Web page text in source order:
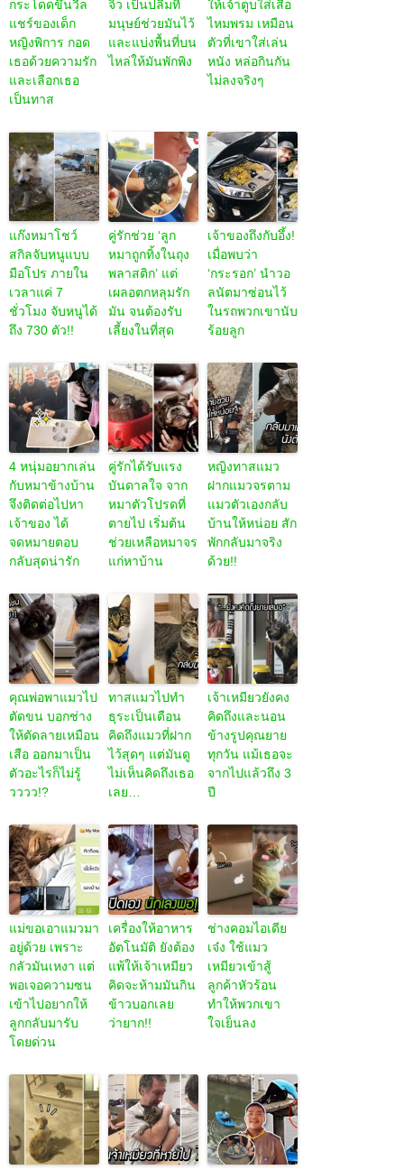
กระโดดขึ้นวีล
แชร์ของเด็ก
หญิงพิการ กอด
เธอด้วยความรัก
และเลือกเธอ
เป็นทาส
จิ๋ว เป็นปลื้มที่
มนุษย์ช่วยมันไว้
และแบ่งพื้นที่บน
ไหล่ให้มันพักพิง
ให้เจ้าตูบใส่เสื้อ
ไหมพรม เหมือน
ตัวที่เขาใส่เล่น
หนัง หล่อกินกัน
ไม่ลงจริงๆ
แก๊งหมาโชว์
สกิลจับหนูแบบ
มือโปร ภายใน
เวลาแค่ 7
ชั่วโมง จับหนูได้
ถึง 730 ตัว!!
คู่รักช่วย ‘ลูก
หมาถูกทิ้งในถุง
พลาสติก’ แต่
เผลอตกหลุมรัก
มัน จนต้องรับ
เลี้ยงในที่สุด
เจ้าของถึงกับอึ้ง!
เมื่อพบว่า
‘กระรอก’ นำวอ
ลนัตมาซ่อนไว้
ในรถพวกเขานับ
ร้อยลูก
4 หนุ่มอยากเล่น
กับหมาข้างบ้าน
จึงติดต่อไปหา
เจ้าของ ได้
จดหมายตอบ
กลับสุดน่ารัก
คู่รักได้รับแรง
บันดาลใจ จาก
หมาตัวโปรดที่
ตายไป เริ่มต้น
ช่วยเหลือหมาจร
แก่หาบ้าน
หญิงทาสแมว
ฝากแมวจรตาม
แมวตัวเองกลับ
บ้านให้หน่อย สัก
พักกลับมาจริง
ด้วย!!
คุณพ่อพาแมวไป
ตัดขน บอกช่าง
ให้ตัดลายเหมือน
เสือ ออกมาเป็น
ตัวอะไรก็ไม่รู้
วววว!?
ทาสแมวไปทำ
ธุระเป็นเดือน
คิดถึงแมวที่ฝาก
ไว้สุดๆ แต่มันดู
ไม่เห็นคิดถึงเธอ
เลย…
เจ้าเหมียวยังคง
คิดถึงและนอน
ข้างรูปคุณยาย
ทุกวัน แม้เธอจะ
จากไปแล้วถึง 3
ปี
แม่ขอเอาแมวมา
อยู่ด้วย เพราะ
กลัวมันเหงา แต่
พอเจอความซน
เข้าไปอยากให้
ลูกกลับมารับ
โดยด่วน
เครื่องให้อาหาร
อัตโนมัติ ยังต้อง
แพ้ให้เจ้าเหมียว
คิดจะห้ามมันกิน
ข้าวบอกเลย
ว่ายาก!!
ช่างคอมไอเดีย
เจ๋ง ใช้แมว
เหมียวเข้าสู้
ลูกค้าหัวร้อน
ทำให้พวกเขา
ใจเย็นลง